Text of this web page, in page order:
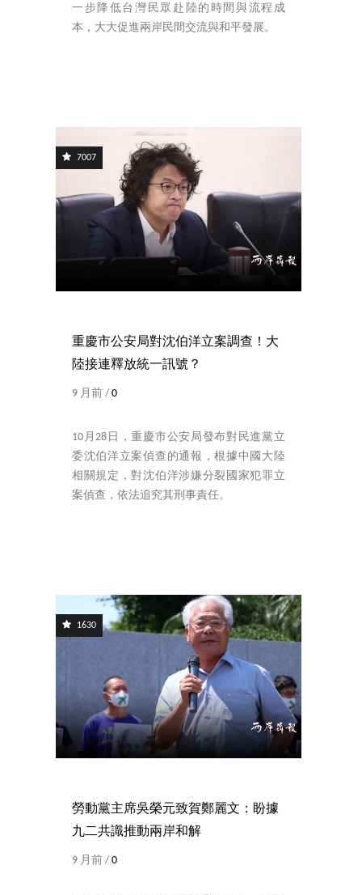
一步降低台灣民眾赴陸的時間與流程成
本，大大促進兩岸民間交流與和平發展。
7007
重慶市公安局對沈伯洋立案調查！大
陸接連釋放統一訊號？
9 月前 /0
10月28日，重慶市公安局發布對民進黨立
委沈伯洋立案偵查的通報，根據中國大陸
相關規定，對沈伯洋涉嫌分裂國家犯罪立
案偵查，依法追究其刑事責任。
1630
勞動黨主席吳榮元致賀鄭麗文：盼據
九二共識推動兩岸和解
9 月前 / 0